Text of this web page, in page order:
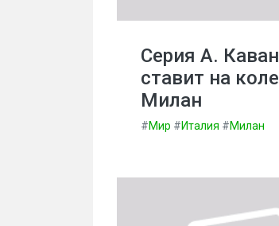
Серия А.
ставит на
Милан
#Мир #Италия #Милан